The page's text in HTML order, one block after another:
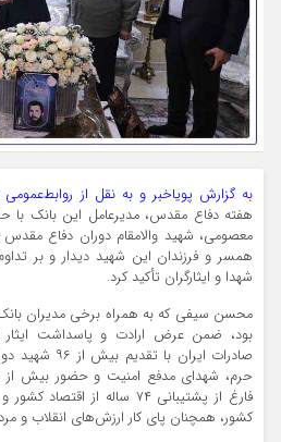
به گزارش پویاخبر و به نقل از روابط‌عمومی
هفته دفاع مقدس، مدیرعامل این بانک با
معصومی، شهید والامقام دوران دفاع مقدس
همسر و فرزندان این شهید دیدار و بر
شهدا و ایثارگران تأکید کرد.
محسن سیفی که به همراه برخی مدیران
بود، ضمن عرض ارادت و پاسداشت
صادرات ایران
حرم، شهدای مدفع امنیت و حضور بیش از
فارغ از پشتیبانی ۷۴ ساله
کشور، همچنان پای کار ارزش‌های انقلاب و